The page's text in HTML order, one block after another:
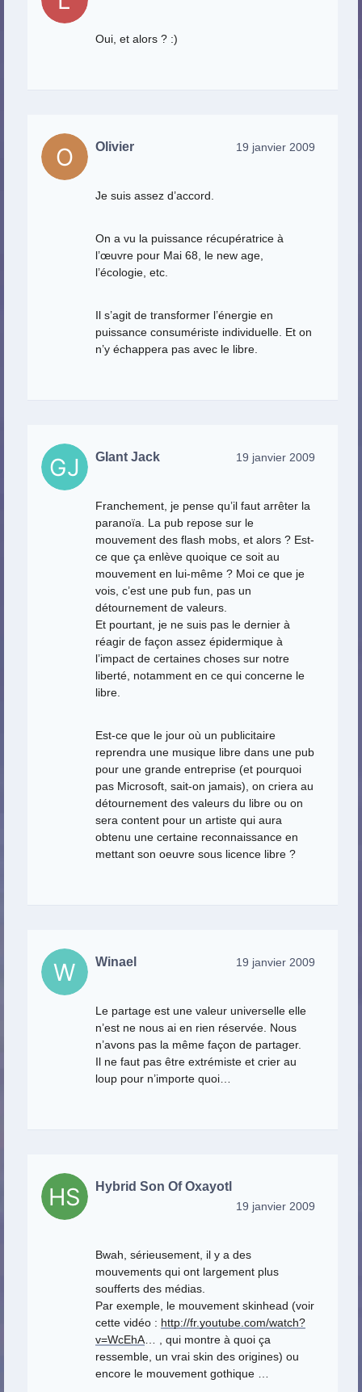
Oui, et alors ? :)
Olivier 19 janvier 2009
Je suis assez d’accord.
On a vu la puissance récupératrice à
l’œuvre pour Mai 68, le new age,
l’écologie, etc.
Il s’agit de transformer l’énergie en
puissance consumériste individuelle. Et on
n’y échappera pas avec le libre.
GIant Jack 19 janvier 2009
Franchement, je pense qu’il faut arrêter la
paranoïa. La pub repose sur le
mouvement des flash mobs, et alors ? Est-
ce que ça enlève quoique ce soit au
mouvement en lui-même ? Moi ce que je
vois, c’est une pub fun, pas un
détournement de valeurs.
Et pourtant, je ne suis pas le dernier à
réagir de façon assez épidermique à
l’impact de certaines choses sur notre
liberté, notamment en ce qui concerne le
libre.
Est-ce que le jour où un publicitaire
reprendra une musique libre dans une pub
pour une grande entreprise (et pourquoi
pas Microsoft, sait-on jamais), on criera au
détournement des valeurs du libre ou on
sera content pour un artiste qui aura
obtenu une certaine reconnaissance en
mettant son oeuvre sous licence libre ?
Winael 19 janvier 2009
Le partage est une valeur universelle elle
n’est ne nous ai en rien réservée. Nous
n’avons pas la même façon de partager.
Il ne faut pas être extrémiste et crier au
loup pour n’importe quoi…
Hybrid Son Of Oxayotl
19 janvier 2009
Bwah, sérieusement, il y a des
mouvements qui ont largement plus
soufferts des médias.
Par exemple, le mouvement skinhead (voir
cette vidéo : http://fr.youtube.com/watch?
v=WcEhA… , qui montre à quoi ça
ressemble, un vrai skin des origines) ou
encore le mouvement gothique …